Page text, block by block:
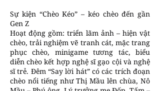
Sự kiện “Chèo Kéo” – kéo chèo đến gần
Gen Z
Hoạt động gồm: triển lãm ảnh – hiện vật
chèo, trải nghiệm vẽ tranh cát, mặc trang
phục chèo, minigame tương tác, biểu
diễn chèo kết hợp nghệ sĩ gạo cội và nghệ
sĩ trẻ. Đêm “Say lời hát” có các trích đoạn
chèo nổi tiếng như Thị Mầu lên chùa, Nô